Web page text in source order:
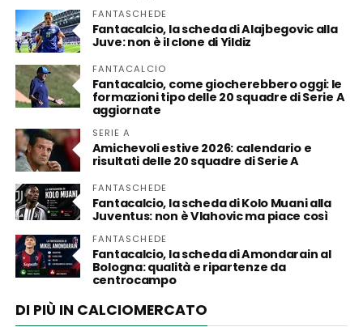
FANTASCHEDE
Fantacalcio, la scheda di Alajbegovic alla
Juve: non è il clone di Yildiz
FANTACALCIO
Fantacalcio, come giocherebbero oggi: le
formazioni tipo delle 20 squadre di Serie A
aggiornate
SERIE A
Amichevoli estive 2026: calendario e
risultati delle 20 squadre di Serie A
FANTASCHEDE
Fantacalcio, la scheda di Kolo Muani alla
Juventus: non è Vlahovic ma piace così
FANTASCHEDE
Fantacalcio, la scheda di Amondarain al
Bologna: qualità e ripartenze da
centrocampo
DI PIÙ IN CALCIOMERCATO